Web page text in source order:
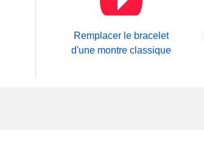
Remplacer le bracelet
d'une montre classique